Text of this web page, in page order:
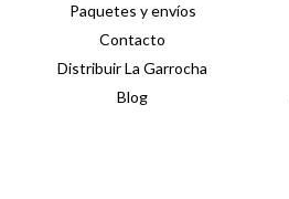
Paquetes y envíos
Contacto
Distribuir La Garrocha
Blog